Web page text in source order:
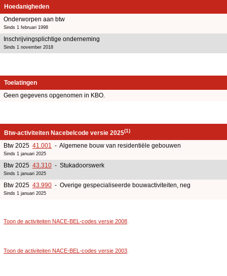
Hoedanigheden
Onderworpen aan btw
Sinds 1 februari 1998
Inschrijvingsplichtige onderneming
Sinds 1 november 2018
Toelatingen
Geen gegevens opgenomen in KBO.
Btw-activiteiten Nacebelcode versie 2025(1)
Btw 2025 41.001 - Algemene bouw van residentiële gebouwen
Sinds 1 januari 2025
Btw 2025 43.310 - Stukadoorswerk
Sinds 1 januari 2025
Btw 2025 43.990 - Overige gespecialiseerde bouwactiviteiten, neg
Sinds 1 januari 2025
Toon de activiteiten NACE-BEL-codes versie 2008
Toon de activiteiten NACE-BEL-codes versie 2003